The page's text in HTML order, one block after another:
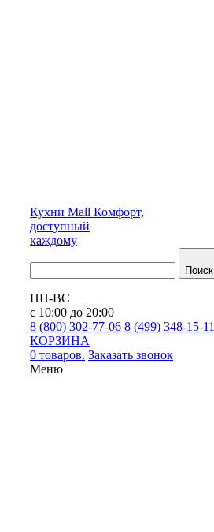
Кухни Mall Комфорт,
доступный
каждому
Поиск
ПН-ВС
с 10:00 до 20:00
8 (800) 302-77-06 8 (499) 348-15-11
КОРЗИНА
0 товаров. Заказать звонок
Меню